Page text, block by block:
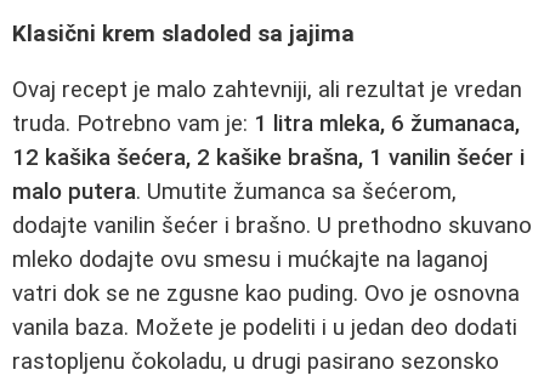
Klasični krem sladoled sa jajima
Ovaj recept je malo zahtevniji, ali rezultat je vredan
truda. Potrebno vam je: 1 litra mleka, 6 žumanaca,
12 kašika šećera, 2 kašike brašna, 1 vanilin šećer i
malo putera. Umutite žumanca sa šećerom,
dodajte vanilin šećer i brašno. U prethodno skuvano
mleko dodajte ovu smesu i mućkajte na laganoj
vatri dok se ne zgusne kao puding. Ovo je osnovna
vanila baza. Možete je podeliti i u jedan deo dodati
rastopljenu čokoladu, u drugi pasirano sezonsko